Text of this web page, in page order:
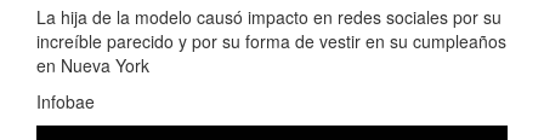
La hija de la modelo causó impacto en redes sociales por su
increíble parecido y por su forma de vestir en su cumpleaños
en Nueva York
Infobae